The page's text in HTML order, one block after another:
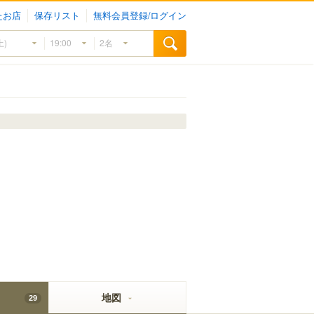
お店 保存リスト 無料会員登録/ログイン
29 地図